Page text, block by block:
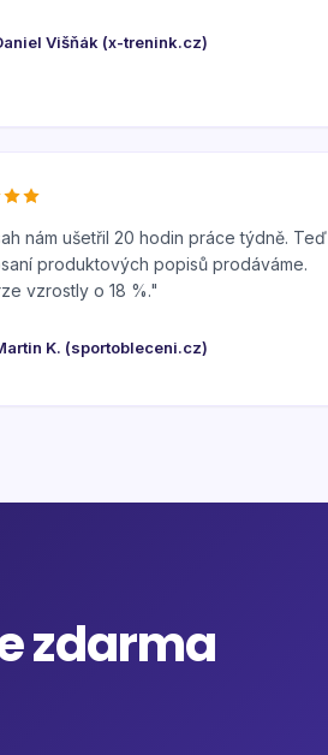
Višňák (x-trenink.cz)
nám ušetřil 20 hodin práce týdně. Teď
produktových popisů prodáváme.
vzrostly o 18 %."
K. (sportobleceni.cz)
zdarma